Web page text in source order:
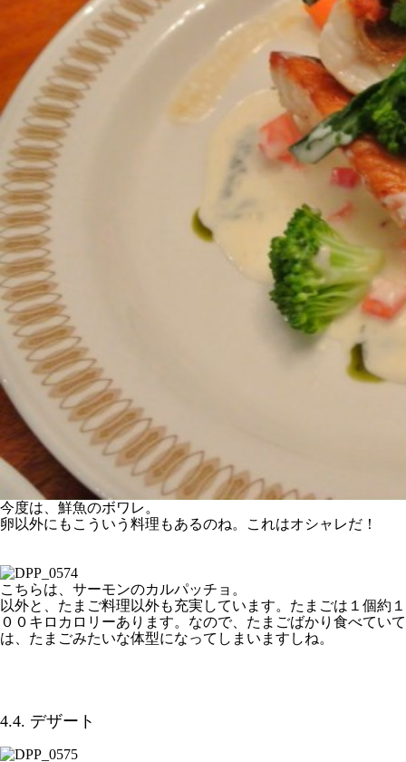
今度は、鮮魚のボワレ。
卵以外にもこういう料理もあるのね。これはオシャレだ！
こちらは、サーモンのカルパッチョ。
以外と、たまご料理以外も充実しています。たまごは１個約１
００キロカロリーあります。なので、たまごばかり食べていて
は、たまごみたいな体型になってしまいますしね。
4.4. デザート